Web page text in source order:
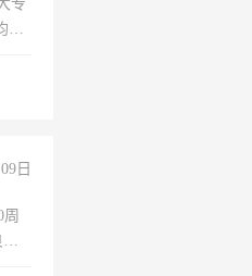
专
，
日